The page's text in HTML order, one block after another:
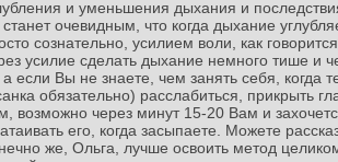
и уменьшения дыхания и
очевидным, что когда дыхание
сознательно, усилием воли, как
усилие сделать дыхание немного тише и
если Вы не знаете, чем занять себя, когда
обязательно) расслабиться, прикрыть
возможно через минут 15-20 Вам и
его, когда засыпаете. Можете
же, Ольга, лучше освоить метод